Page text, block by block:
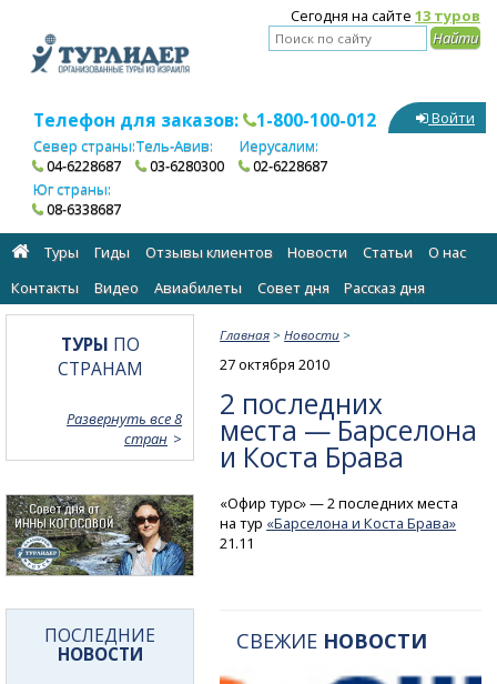
Сегодня на сайте 13 туров
Телефон для заказов: 1-800-100-012
Север страны:
04-6228687
Тель-Авив:
03-6280300
Иерусалим:
02-6228687
Юг страны:
08-6338687
Войти
Туры Гиды Отзывы клиентов Новости Статьи
О нас
Контакты
Видео Авиабилеты Cовет дня Рассказ дня
Главная >Новости >
27 октября 2010
2 последних
места — Барселона
и Коста Брава
«Офир турс» — 2 последних места
на тур «Барселона и Коста Брава»
21.11
СВЕЖИЕ НОВОСТИ
ТУРЫ ПО
СТРАНАМ
Развернуть все 8
стран
ПОСЛЕДНИЕ
НОВОСТИ